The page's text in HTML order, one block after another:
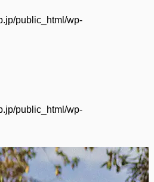
public_html/wp-
public_html/wp-